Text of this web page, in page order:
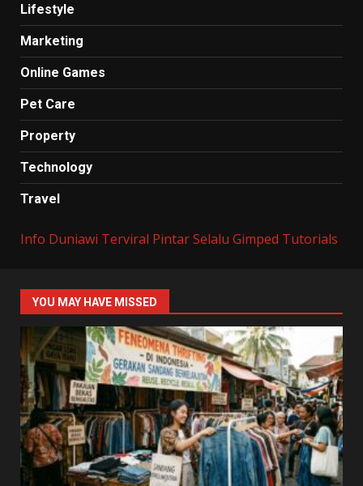
Lifestyle
Marketing
Online Games
Pet Care
Property
Technology
Travel
Info Duniawi Terviral Pintar Selalu Gimped Tutorials
YOU MAY HAVE MISSED